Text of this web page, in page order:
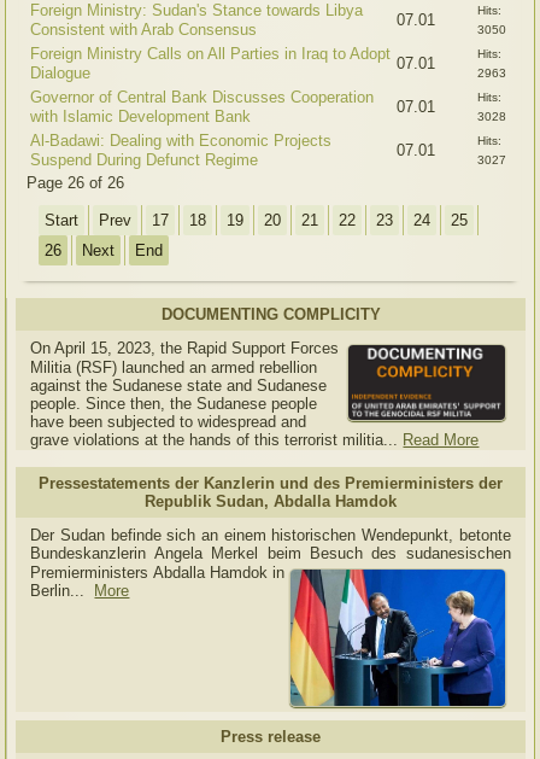
Foreign Ministry: Sudan's Stance towards Libya
Consistent with Arab Consensus
07.01
Hits:
3050
Foreign Ministry Calls on All Parties in Iraq to Adopt
Dialogue
07.01
Hits:
2963
Governor of Central Bank Discusses Cooperation
with Islamic Development Bank
07.01
Hits:
3028
Al-Badawi: Dealing with Economic Projects
Suspend During Defunct Regime
07.01
Hits:
3027
Page 26 of 26
Start Prev 17 18 19 20 21 22 23 24
25
26
Next End
DOCUMENTING COMPLICITY
On April 15, 2023, the Rapid Support Forces
Militia (RSF) launched an armed rebellion
against the Sudanese state and Sudanese
people. Since then, the Sudanese people
have been subjected to widespread and
grave violations at the hands of this terrorist militia... Read More
Pressestatements der Kanzlerin und des Premierministers der
Republik Sudan, Abdalla Hamdok
Der Sudan befinde sich an einem historischen Wendepunkt, betonte
Bundeskanzlerin Angela Merkel beim Besuch des sudanesischen
Premierministers Abdalla Hamdok in
Berlin...
More
Press release